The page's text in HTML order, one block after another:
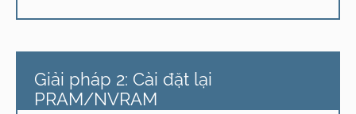
Giải pháp 2: Cài đặt lại
PRAM/NVRAM